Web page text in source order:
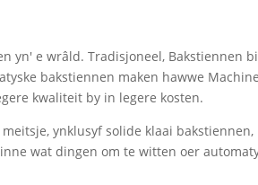
yn' e wrâld. Tradisjoneel, Bakstiennen
bakstiennen maken hawwe
kwaliteit by in legere kosten.
ynklusyf solide klaai bakstiennen,
wat dingen om te witten oer